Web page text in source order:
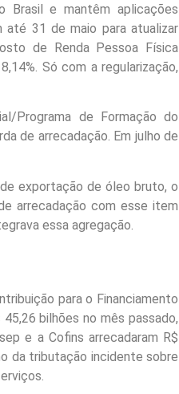
Brasil e mantêm aplicações
até 31 de maio para atualizar
de Renda Pessoa Física
Só com a regularização,
Programa de Formação do
de arrecadação. Em julho de
exportação de óleo bruto, o
arrecadação com esse item
essa agregação.
para o Financiamento
bilhões no mês passado,
e a Cofins arrecadaram R$
da tributação incidente sobre